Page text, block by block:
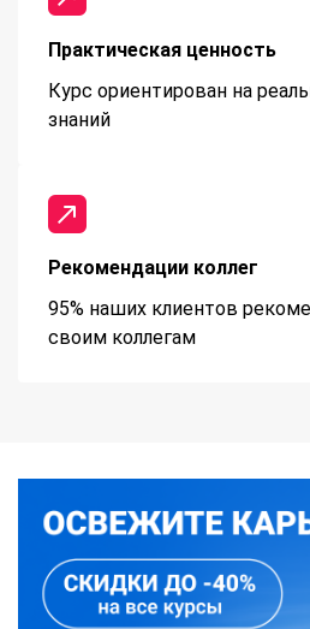
Практическая ценность
Курс ориентирован на
знаний
Рекомендации коллег
95% наших клиентов
своим коллегам